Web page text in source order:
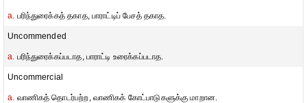
a. பரிந்துரைக்கத் தகாத, பாராட்டிப் பேசத் தகாத.
Uncommended
a. பரிந்துரைக்கப்படாத, பாராட்டி உரைக்கப்படாத.
Uncommercial
a. வாணிகத் தொடர்பற்ற, வாணிகக் கோட்பாடுகளுக்கு மாறான.